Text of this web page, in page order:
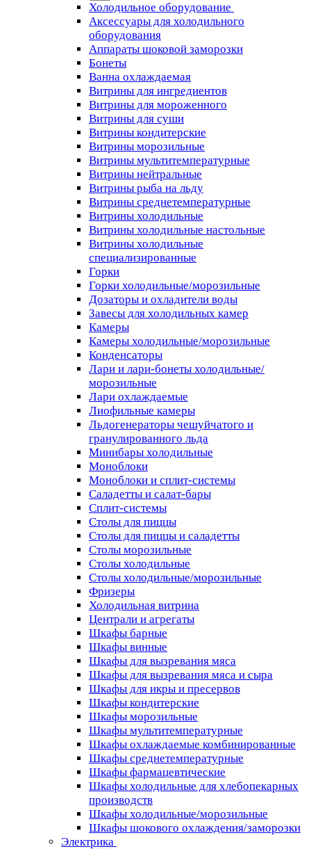
Холодильное оборудование
Аксессуары для холодильного
оборудования
Аппараты шоковой заморозки
Бонеты
Ванна охлаждаемая
Витрины для ингредиентов
Витрины для мороженного
Витрины для суши
Витрины кондитерские
Витрины морозильные
Витрины мультитемпературные
Витрины нейтральные
Витрины рыба на льду
Витрины среднетемпературные
Витрины холодильные
Витрины холодильные настольные
Витрины холодильные
специализированные
Горки
Горки холодильные/морозильные
Дозаторы и охладители воды
Завесы для холодильных камер
Камеры
Камеры холодильные/морозильные
Конденсаторы
Лари и лари-бонеты холодильные/
морозильные
Лари охлаждаемые
Лиофильные камеры
Льдогенераторы чешуйчатого и
гранулированного льда
Минибары холодильные
Моноблоки
Моноблоки и сплит-системы
Саладетты и салат-бары
Сплит-системы
Столы для пиццы
Столы для пиццы и саладетты
Столы морозильные
Столы холодильные
Столы холодильные/морозильные
Фризеры
Холодильная витрина
Централи и агрегаты
Шкафы барные
Шкафы винные
Шкафы для вызревания мяса
Шкафы для вызревания мяса и сыра
Шкафы для икры и пресервов
Шкафы кондитерские
Шкафы морозильные
Шкафы мультитемпературные
Шкафы охлаждаемые комбинированные
Шкафы среднетемпературные
Шкафы фармацевтические
Шкафы холодильные для хлебопекарных
производств
Шкафы холодильные/морозильные
Шкафы шокового охлаждения/заморозки
Электрика